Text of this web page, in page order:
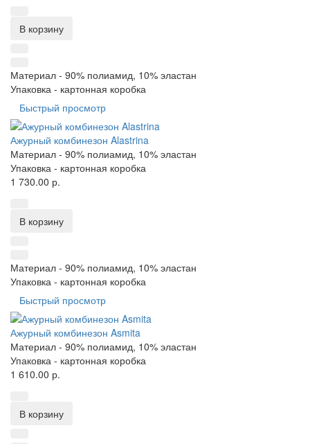
В корзину
Материал - 90% полиамид, 10% эластан
Упаковка - картонная коробка
Быстрый просмотр
Ажурный комбинезон Alastrina
Материал - 90% полиамид, 10% эластан
Упаковка - картонная коробка
1 730.00 р.
В корзину
Материал - 90% полиамид, 10% эластан
Упаковка - картонная коробка
Быстрый просмотр
Ажурный комбинезон Asmita
Материал - 90% полиамид, 10% эластан
Упаковка - картонная коробка
1 610.00 р.
В корзину